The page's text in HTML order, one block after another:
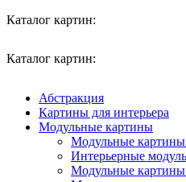
Каталог картин:
Каталог картин:
Абстракция
Картины для интерьера
Модульные картины
Модульные
Интерьерные
Модульные картины